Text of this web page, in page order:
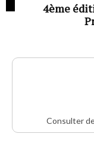
4ème
Consulter